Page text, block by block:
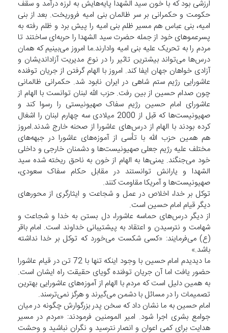
ارزشی بود که با خون سید الشهدا پایه‌هایش به لرزه درآمد و سقف
حکومت و حکمرانی بر سر ظالمان بنی امیه فروریخت. بعد از بنی
امیه، بنی عباس هم مسیر ظلم بنی امیه را پیش برد و ظلم رفته به
پسرعموهای خود از جمله حضرت سید الشهدا را حربه‌ای ساختند تا
مردم را به تحریک علیه بنی امیه وادارند.ما امروز می‌بینیم که همان
درس‌ها می‌تواند بیشترین تاثیر را در نوع مدیریت آزاداندیشان و
آزادی خواهان جهان ایفا کند. امروز با الهام گرفتن از جریان توفنده
عاشورایی رژیم ستم شاهی در ایران نابود شد. حکمرانی ظالمانی
چون صدام حسین از بین رفت. حزب الله لبنان توانست با الهام از
عاشورای امام حسین رژیم سفاک صهیونیستی را رسوا کند و
صهیونیست‌ها که قبل از 2000 میلادی سه چهارم لبنان را اشغال
کرده بودند با الهام از درس‌های عاشورا از صحنه خارج شدند.امروز
هم همین حزب الله با تأسی از آموزه‌های عاشورا در جبهه‌های
مختلف علیه رژیم جعلی صهیونیست‌ها و دشمنان خارجی و داخلی
خود می‌جنگند. یمنی‌ها به الهام از خون به ناحق ریخته شده سید
الشهدا و یارانش توانستند در مقابل حکام سفاک سعودی،
صهیونیست‌ها و آمریکا مقاومت کنند.
توکل بر خدا، اخلاص در عمل و شجاعت و ایثارگری از محورهای
دیگر قیام امام حسین است.
از دیگر درس‌های حماسه عاشورا، دل بستن به خدا و شجاعت و
شهامت و نترسیدن و اعتقاد به پیشتیبانی خداوند است. امام باقر
(ع) می‌فرمایند: «کسی شکست می‌خورد که توکل بر خدا نداشته
باشد.»
ما دیدیدم امام حسین با وجود اینکه تنها با 72 تن در قیام عاشورا
حضور یافت اما آن جریان توفنده گویای حقیقت راه ایشان است.
به همین دلیل است که مردم با الهام از آموزه‌های عاشورایی بهترین
تصمیمات را در مسائل با دشمن می‌گیرند و هرگز نمی‌ترسند.
امام حسین به ما نشان داد که سخن پدر بزرگوارش چگونه در میان
جوامع بشری اجرا شود. امیر المومنین فرمودند: «مردم در مسیر
هدایت برای کمی ‌اعوان و انصار نترسید و نگران نباشید و وحشت